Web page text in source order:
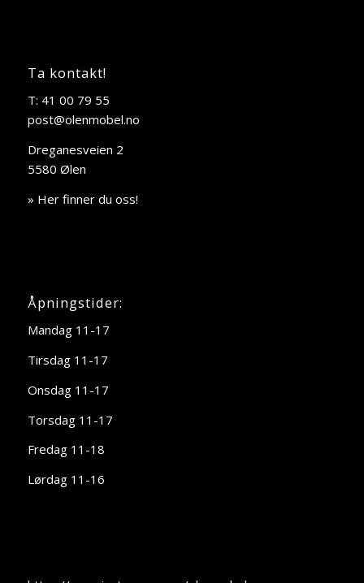
Ta kontakt!
T: 41 00 79 55
post@olenmobel.no
Dreganesveien 2
5580 Ølen
» Her finner du oss!
Åpningstider:
Mandag 11-17
Tirsdag 11-17
Onsdag 11-17
Torsdag 11-17
Fredag 11-18
Lørdag 11-16